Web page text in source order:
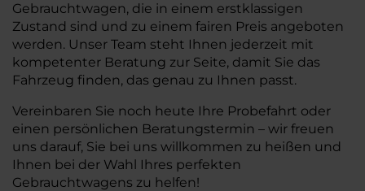
Gebrauchtwagen, die in einem erstklassigen
Zustand sind und zu einem fairen Preis angeboten
werden. Unser Team steht Ihnen jederzeit mit
kompetenter Beratung zur Seite, damit Sie das
Fahrzeug finden, das genau zu Ihnen passt.
Vereinbaren Sie noch heute Ihre Probefahrt oder
einen persönlichen Beratungstermin – wir freuen
uns darauf, Sie bei uns willkommen zu heißen und
Ihnen bei der Wahl Ihres perfekten
Gebrauchtwagens zu helfen!